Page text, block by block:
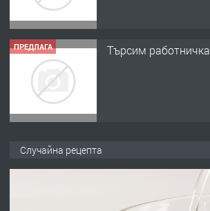
ПРЕДЛАГА Търсим работничка
Случайна рецепта